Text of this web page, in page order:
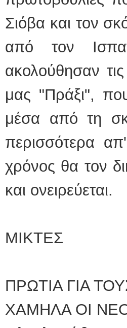
Σιόβα και τον
από τον
ακολούθησαν
μας "Πράξι",
μέσα από τη
περισσότερα
χρόνος θα τον
και ονειρεύεται.
ΜΙΚΤΕΣ
ΠΡΩΤΙΑ ΓΙΑ
ΧΑΜΗΛΑ ΟΙ